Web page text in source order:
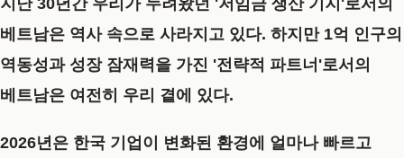
지난 30년간 우리가 누려왔던 '저임금 생산 기지'로서의
베트남은 역사 속으로 사라지고 있다. 하지만 1억 인구의
역동성과 성장 잠재력을 가진 '전략적 파트너'로서의
베트남은 여전히 우리 곁에 있다.
2026년은 한국 기업이 변화된 환경에 얼마나 빠르고